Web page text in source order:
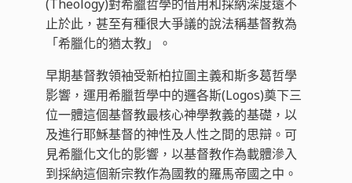
(Theology)對希臘哲學的借用和採納深度遠不
止於此，甚至有種很大爭議的說法稱基督教為
「希臘化的猶太教」。
早期基督教領袖受新柏拉圖主義和斯多葛哲學
影響，運用希臘哲學中的邏各斯(Logos)奠下三
位一體這個基督教最核心神學教義的基礎，以
及進行耶穌基督的神性及人性之間的思辯。可
見希臘化文化的影響，以基督教作為載體滲入
到採納這個新宗教作為國教的羅馬帝國之中。